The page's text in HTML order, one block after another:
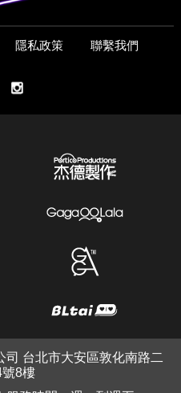
隱私政策 聯繫我們
台北市大安區敦化南路二
8樓